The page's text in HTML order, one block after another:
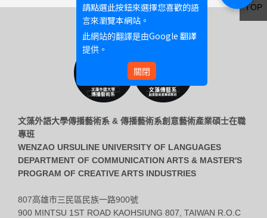
文藻外語大學傳播藝術系 & 傳播藝術系創意藝術產業碩士在職
專班
WENZAO URSULINE UNIVERSITY OF LANGUAGES
DEPARTMENT OF COMMUNICATION ARTS & MASTER'S
PROGRAM OF CREATIVE ARTS INDUSTRIES
807高雄市三民區民族一路900號
900 MINTSU 1ST ROAD KAOHSIUNG 807, TAIWAN R.O.C
TOP
請點選此按鈕來選擇您喜歡的語
言來瀏覽本網站。
此網站的翻譯是由Google 翻譯
提供。
關閉